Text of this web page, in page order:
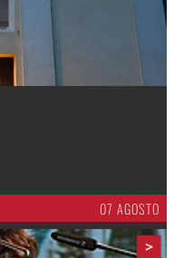
07 AGOSTO
>